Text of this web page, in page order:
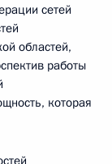
сетей
областей,
работы
которая